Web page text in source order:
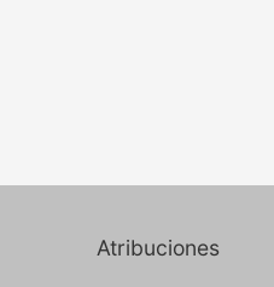
Atribuciones